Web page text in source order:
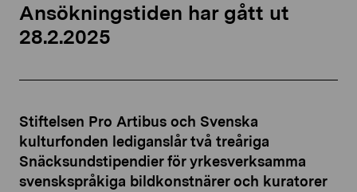
Ansökningstiden har gått ut
28.2.2025
Stiftelsen Pro Artibus och Svenska
kulturfonden lediganslår två treåriga
Snäcksundstipendier för yrkesverksamma
svenskspråkiga bildkonstnärer och kuratorer